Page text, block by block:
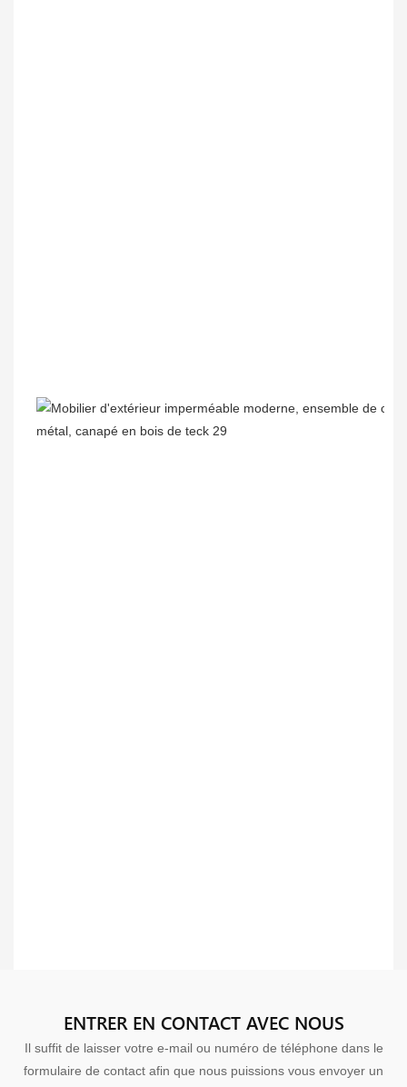
ENTRER EN CONTACT AVEC NOUS
Il suffit de laisser votre e-mail ou numéro de téléphone dans le
formulaire de contact afin que nous puissions vous envoyer un